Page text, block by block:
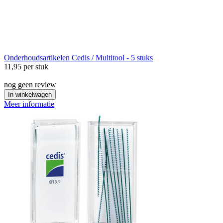
Onderhoudsartikelen Cedis / Multitool - 5 stuks
11,95 per stuk
nog geen review
In winkelwagen
Meer informatie